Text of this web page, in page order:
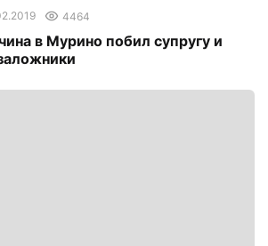
4464
в Мурино побил супругу и